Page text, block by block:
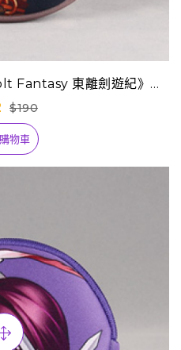
Fantasy 東離劍遊紀》Q
包-殤不患
$190
物車